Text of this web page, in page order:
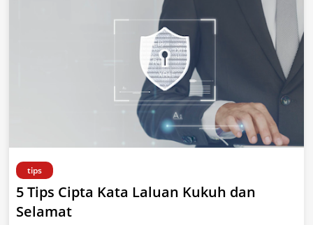
tips
5 Tips Cipta Kata Laluan Kukuh dan
Selamat